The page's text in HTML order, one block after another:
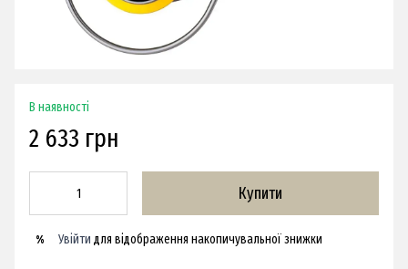
В наявності
2 633 грн
Купити
% Увійти для відображення накопичувальної знижки